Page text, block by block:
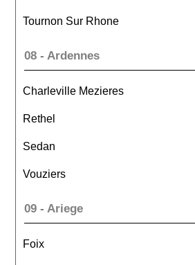
Tournon Sur Rhone
08 - Ardennes
Charleville Mezieres
Rethel
Sedan
Vouziers
09 - Ariege
Foix